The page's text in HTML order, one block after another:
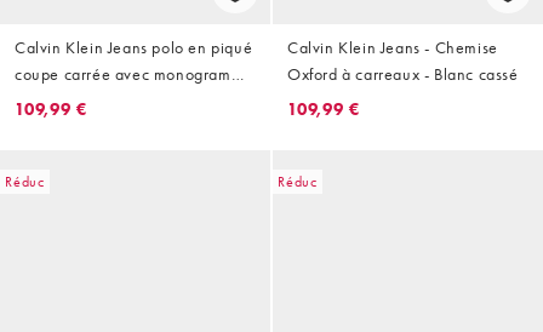
Calvin Klein Jeans polo en piqué
coupe carrée avec monogramme
et logo script bleu foncé
109,99 €
Calvin Klein Jeans - Chemise
Oxford à carreaux - Blanc cassé
109,99 €
Réduc Réduc